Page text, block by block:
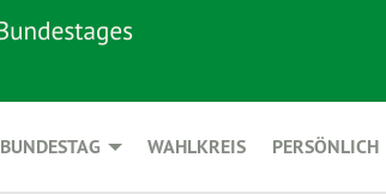
BUNDESTAG WAHLKREIS PERSÖNLICH